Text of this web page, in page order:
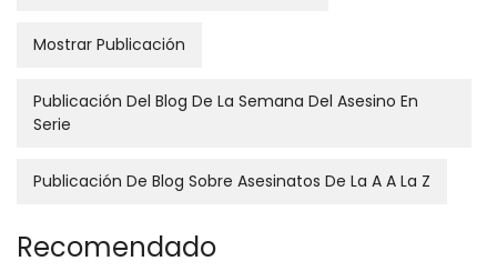
Mostrar Publicación
Publicación Del Blog De La Semana Del Asesino En
Serie
Publicación De Blog Sobre Asesinatos De La A A La Z
Recomendado